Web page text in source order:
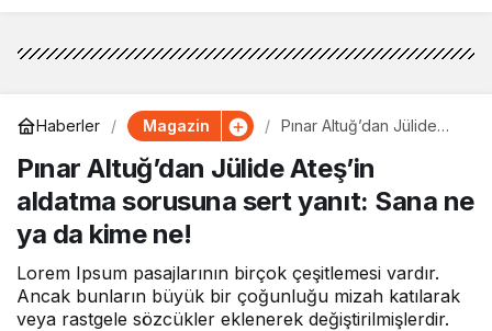
Haberler Magazin
Pınar Altuğ’dan Jülide
sert yanıt: Sana ne ya da
kime ne!
Pınar Altuğ’dan Jülide Ateş’in
aldatma sorusuna sert yanıt: Sana ne
ya da kime ne!
Lorem Ipsum pasajlarının birçok çeşitlemesi vardır.
Ancak bunların büyük bir çoğunluğu mizah katılarak
veya rastgele sözcükler eklenerek değiştirilmişlerdir.